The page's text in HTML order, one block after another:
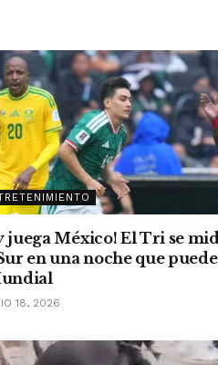
juega México! El Tri se
en una noche que
18, 2026